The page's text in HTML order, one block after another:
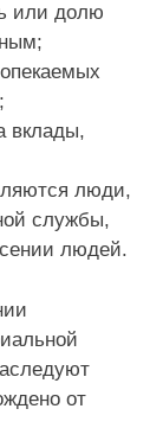
или долю
вклады,
люди,
службы,
людей.
от